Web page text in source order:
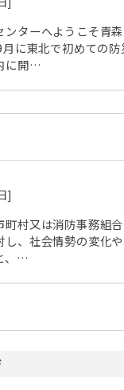
ンターへようこそ青
に東北で初めての
に開…
]
町村又は消防事務組
し、社会情勢の変化
、…